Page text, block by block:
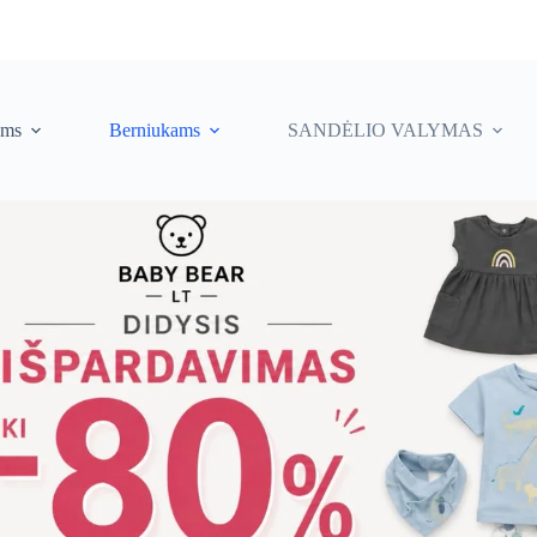
Berniukams SANDĖLIO VALYMAS